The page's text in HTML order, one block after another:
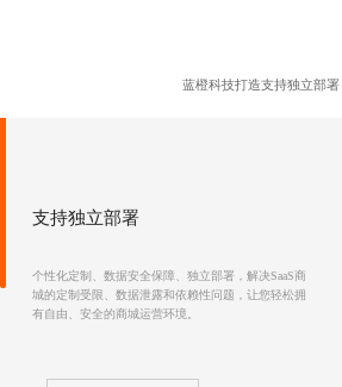
蓝橙科技打造支持独立部
支持独立部署
个性化定制、数据安全保障、独立部署，解决SaaS商
城的定制受限、数据泄露和依赖性问题，让您轻松拥
有自由、安全的商城运营环境。